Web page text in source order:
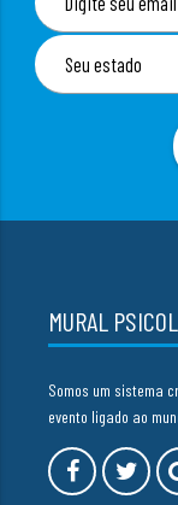
MURAL
Somos um sistema
evento ligado ao